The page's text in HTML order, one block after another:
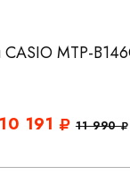
MTP-
10 191 11 990